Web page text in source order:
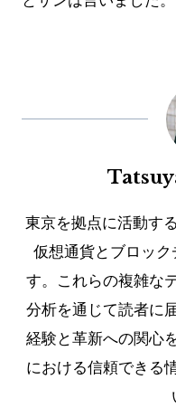
東京を拠点に活動す
仮想通貨とブロッ
す。これらの複雑な
分析を通じて読者に
経験と革新への関心
における信頼できる